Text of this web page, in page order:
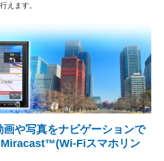
えます。
画や写真をナビゲーションで
Miracast™(Wi-Fiスマホリン